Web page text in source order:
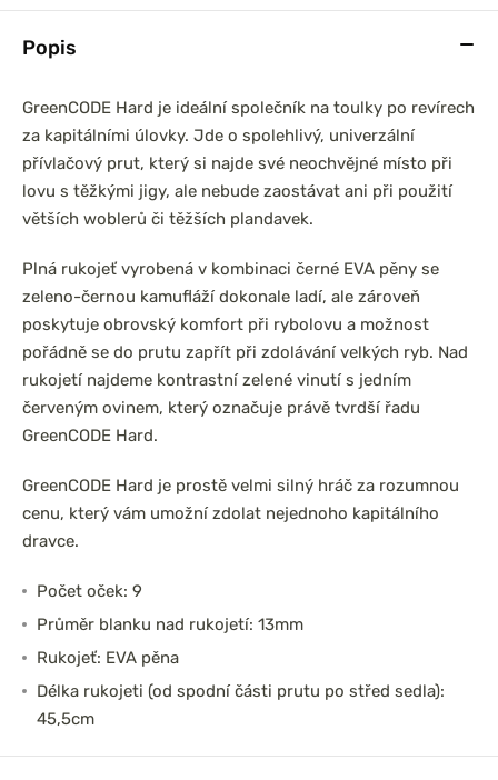
Popis
GreenCODE Hard je ideální společník na toulky po revírech
za kapitálními úlovky. Jde o spolehlivý, univerzální
přívlačový prut, který si najde své neochvějné místo při
lovu s těžkými jigy, ale nebude zaostávat ani při použití
větších woblerů či těžších plandavek.
Plná rukojeť vyrobená v kombinaci černé EVA pěny se
zeleno-černou kamufláží dokonale ladí, ale zároveň
poskytuje obrovský komfort při rybolovu a možnost
pořádně se do prutu zapřít při zdolávání velkých ryb. Nad
rukojetí najdeme kontrastní zelené vinutí s jedním
červeným ovinem, který označuje právě tvrdší řadu
GreenCODE Hard.
GreenCODE Hard je prostě velmi silný hráč za rozumnou
cenu, který vám umožní zdolat nejednoho kapitálního
dravce.
Počet oček: 9
Průměr blanku nad rukojetí: 13mm
Rukojeť: EVA pěna
Délka rukojeti (od spodní části prutu po střed sedla):
45,5cm